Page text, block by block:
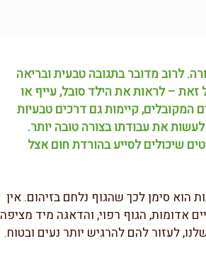
לרוב מדובר בתגובה טבעית ובריאה
– לראות את הילד סובל, עייף או
המקובלים, קיימות גם דרכים טבעיות
את עבודתו בצורה טובה יותר.
טבעיים ופשוטים שיכולים לסייע בהורדת חום אצל
הוא סימן לכך שהגוף נלחם בזיהום. אין
אדומות, הגוף רפוי, והדאגה מיד מציפה
לעזור להם להרגיש יותר נעים ובטוח.